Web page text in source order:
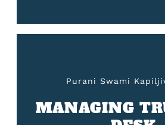
Purani Swami
MANAGING